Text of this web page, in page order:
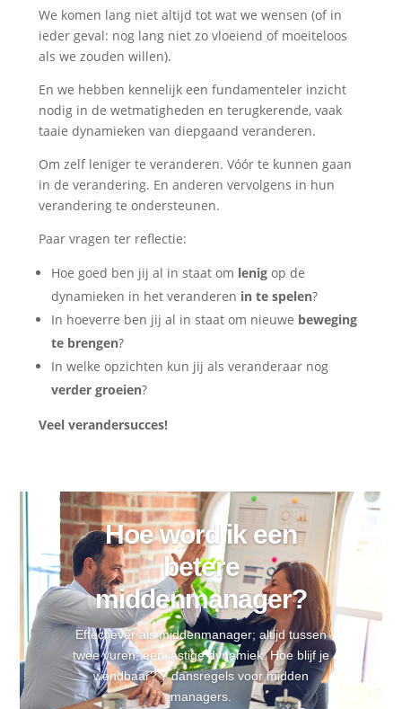
We komen lang niet altijd tot wat we wensen (of in
ieder geval: nog lang niet zo vloeiend of moeiteloos
als we zouden willen).
En we hebben kennelijk een fundamenteler inzicht
nodig in de wetmatigheden en terugkerende, vaak
taaie dynamieken van diepgaand veranderen.
Om zelf leniger te veranderen. Vóór te kunnen gaan
in de verandering. En anderen vervolgens in hun
verandering te ondersteunen.
Paar vragen ter reflectie:
Hoe goed ben jij al in staat om lenigop de
dynamieken in het veranderen in te spelen?
In hoeverre ben jij al in staat om nieuwe beweging
te brengen?
In welke opzichten kun jij als veranderaar nog
verder groeien?
Veel verandersucces!
Hoe word ik een
betere
middenmanager?
Effectiever als middenmanager; altijd tussen
twee vuren; een lastige dynamiek. Hoe blijf je
wendbaar? 7 dansregels voor midden
managers.